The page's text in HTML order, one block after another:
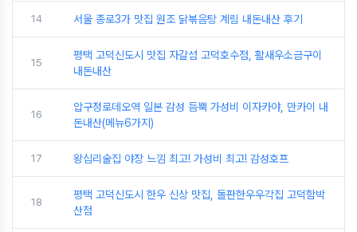
14 서울 종로3가 맛집 원조 닭볶음탕 계림 내돈내산 후기
15
평택 고덕신도시 맛집 자갈섬 고덕호수점, 활새우소금구이
내돈내산
16
압구정로데오역 일본 감성 듬뿍 가성비 이자카야, 만카이 내
돈내산(메뉴6가지)
17 왕십리술집 야장 느낌 최고! 가성비 최고! 감성호프
18
평택 고덕신도시 한우 신상 맛집, 돌판한우우각집 고덕함박
산점